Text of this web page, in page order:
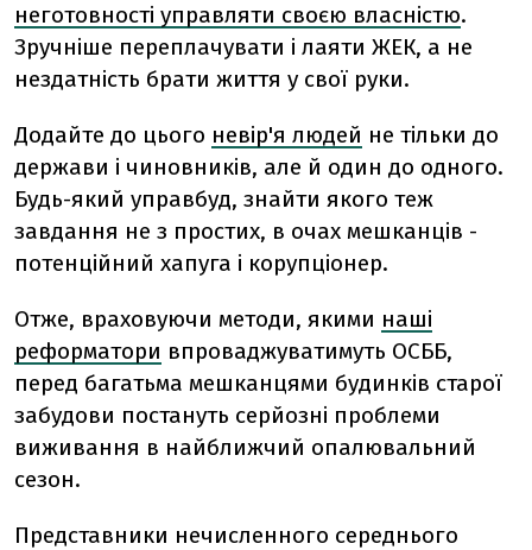
неготовності управляти своєю власністю.
Зручніше переплачувати і лаяти ЖЕК, а не
нездатність брати життя у свої руки.
Додайте до цього невір'я людей не тільки до
держави і чиновників, але й один до одного.
Будь-який управбуд, знайти якого теж
завдання не з простих, в очах мешканців -
потенційний хапуга і корупціонер.
Отже, враховуючи методи, якими наші
реформатори впроваджуватимуть ОСББ,
перед багатьма мешканцями будинків старої
забудови постануть серйозні проблеми
виживання в найближчий опалювальний
сезон.
Представники нечисленного середнього